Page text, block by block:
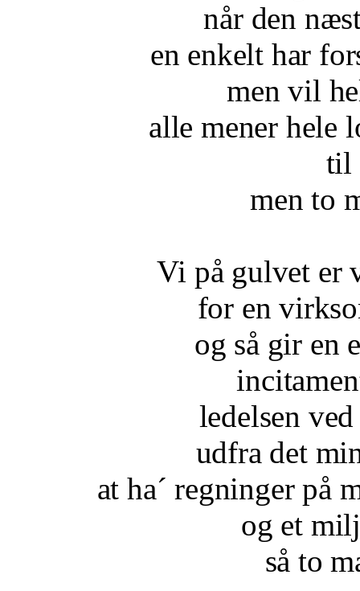
når den
en enkelt har
men vil
alle mener hele
til
men to
Vi på gulvet er
for en
og så gir en
ledelsen
udfra det
at ha´ regninger på
og et
så to